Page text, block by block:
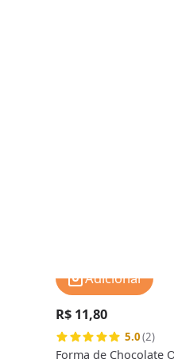
R$ 11,80
5.0(2)
Forma de Chocolate
Adicionar